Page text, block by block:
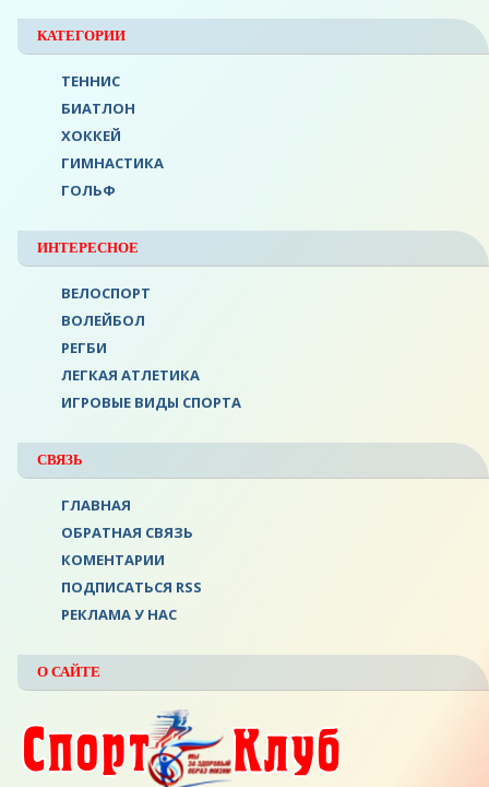
КАТЕГОРИИ
ТЕННИС
БИАТЛОН
ХОККЕЙ
ГИМНАСТИКА
ГОЛЬФ
ИНТЕРЕСНОЕ
ВЕЛОСПОРТ
ВОЛЕЙБОЛ
РЕГБИ
ЛЕГКАЯ АТЛЕТИКА
ИГРОВЫЕ ВИДЫ СПОРТА
СВЯЗЬ
ГЛАВНАЯ
ОБРАТНАЯ СВЯЗЬ
КОМЕНТАРИИ
ПОДПИСАТЬСЯ RSS
РЕКЛАМА У НАС
О САЙТЕ